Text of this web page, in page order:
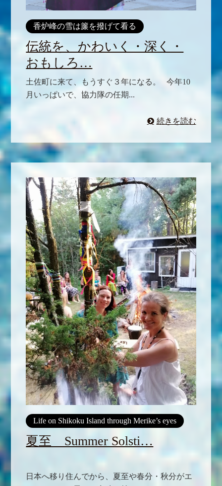
香炉峰の雪は簾を撥げて看る
伝統を、かわいく・深く・
おもしろ…
土佐町に来て、もうすぐ３年になる。 今年10
月いっぱいで、協力隊の任期...
続きを読む
Life on Shikoku Island through Merike’s eyes
夏至 Summer Solsti…
日本へ移り住んでから、夏至や春分・秋分がエ